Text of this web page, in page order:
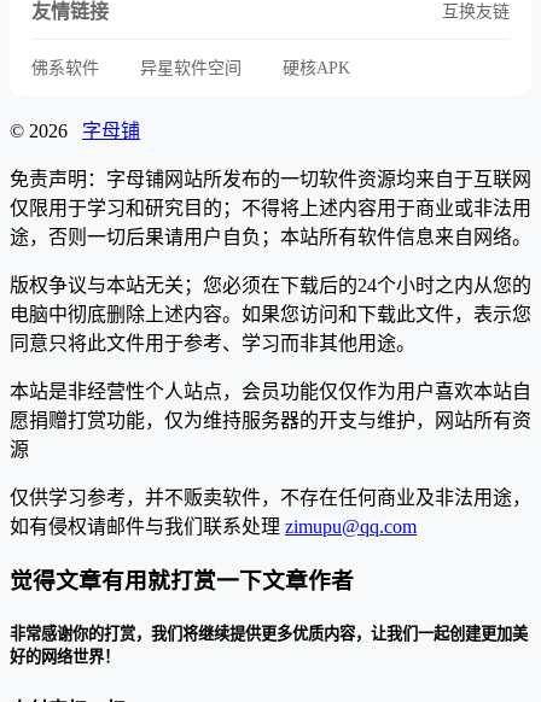
友情链接 互换友链
佛系软件 异星软件空间 硬核APK
© 2026 字母铺
免责声明：字母铺网站所发布的一切软件资源均来自于互联网
仅限用于学习和研究目的；不得将上述内容用于商业或非法用
途，否则一切后果请用户自负；本站所有软件信息来自网络。
版权争议与本站无关；您必须在下载后的24个小时之内从您的
电脑中彻底删除上述内容。如果您访问和下载此文件，表示您
同意只将此文件用于参考、学习而非其他用途。
本站是非经营性个人站点，会员功能仅仅作为用户喜欢本站自
愿捐赠打赏功能，仅为维持服务器的开支与维护，网站所有资
源
仅供学习参考，并不贩卖软件，不存在任何商业及非法用途，
如有侵权请邮件与我们联系处理 zimupu@qq.com
觉得文章有用就打赏一下文章作者
非常感谢你的打赏，我们将继续提供更多优质内容，让我们一起创建更加美
好的网络世界！